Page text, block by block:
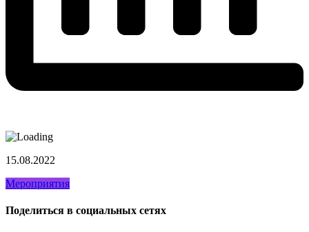
15.08.2022
Мероприятия
Поделиться в социальных сетях